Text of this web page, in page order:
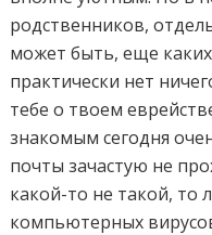
родственников,
может быть, еще
практически нет
тебе о твоем
знакомым сегодня
почты зачастую не
какой-то не такой, то
компьютерных